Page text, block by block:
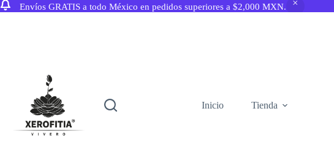
Envíos GRATIS a todo México en pedidos superiores a $2,000 MXN.
Inicio Tienda